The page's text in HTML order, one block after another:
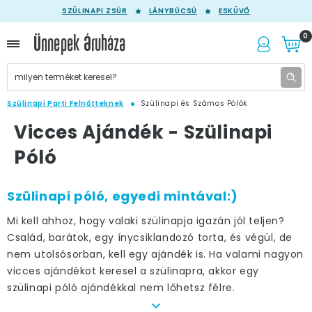
SZÜLINAPI ZSÚR LÁNYBÚCSÚ ESKÜVŐ
0
Szülinapi Parti Felnőtteknek Szülinapi és Számos Pólók
Vicces Ajándék - Szülinapi
Póló
Szülinapi póló, egyedi mintával:)
Mi kell ahhoz, hogy valaki szülinapja igazán jól teljen?
Család, barátok, egy ínycsiklandozó torta, és végül, de
nem utolsósorban, kell egy ajándék is. Ha valami nagyon
vicces ajándékot keresel a szülinapra, akkor egy
szülinapi póló ajándékkal nem lőhetsz félre.